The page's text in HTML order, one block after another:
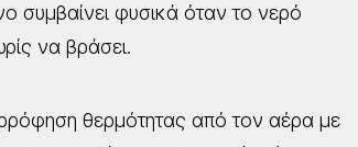
συμβαίνει φυσικά όταν το νερό
να βράσει.
θερμότητας από τον αέρα με